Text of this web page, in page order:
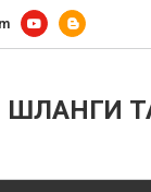
ШЛАНГИ